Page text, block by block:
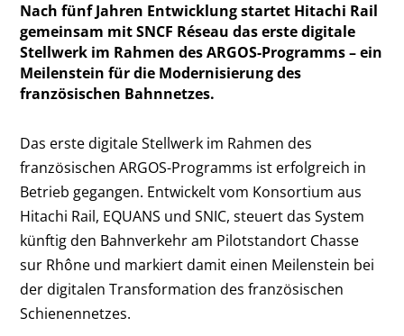
Nach fünf Jahren Entwicklung startet Hitachi Rail
gemeinsam mit SNCF Réseau das erste digitale
Stellwerk im Rahmen des ARGOS-Programms – ein
Meilenstein für die Modernisierung des
französischen Bahnnetzes.
Das erste digitale Stellwerk im Rahmen des
französischen ARGOS-Programms ist erfolgreich in
Betrieb gegangen. Entwickelt vom Konsortium aus
Hitachi Rail, EQUANS und SNIC, steuert das System
künftig den Bahnverkehr am Pilotstandort Chasse
sur Rhône und markiert damit einen Meilenstein bei
der digitalen Transformation des französischen
Schienennetzes.